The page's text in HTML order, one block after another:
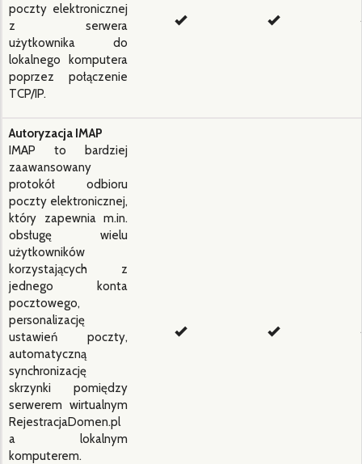
poczty elektronicznej
z serwera
użytkownika do
lokalnego komputera
poprzez połączenie
TCP/IP.
Autoryzacja IMAP
IMAP to bardziej
zaawansowany
protokół odbioru
poczty elektronicznej,
który zapewnia m.in.
obsługę wielu
użytkowników
korzystających z
jednego konta
pocztowego,
personalizację
ustawień poczty,
automatyczną
synchronizację
skrzynki pomiędzy
serwerem wirtualnym
RejestracjaDomen.pl
a lokalnym
komputerem.